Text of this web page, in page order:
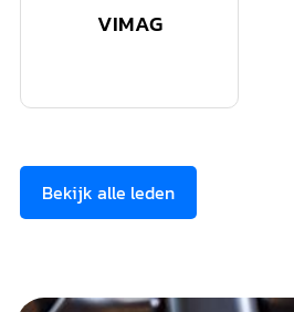
VIMAG
Bekijk alle leden